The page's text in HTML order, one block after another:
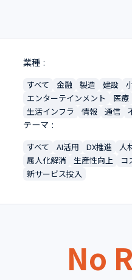
業種
すべて 金融 製造 建設
エンターテインメント
医療
生活インフラ
情報 通信
テーマ
すべて AI活用 DX推進 人
属人化解消
生産性向上 コ
新サービス投入
No